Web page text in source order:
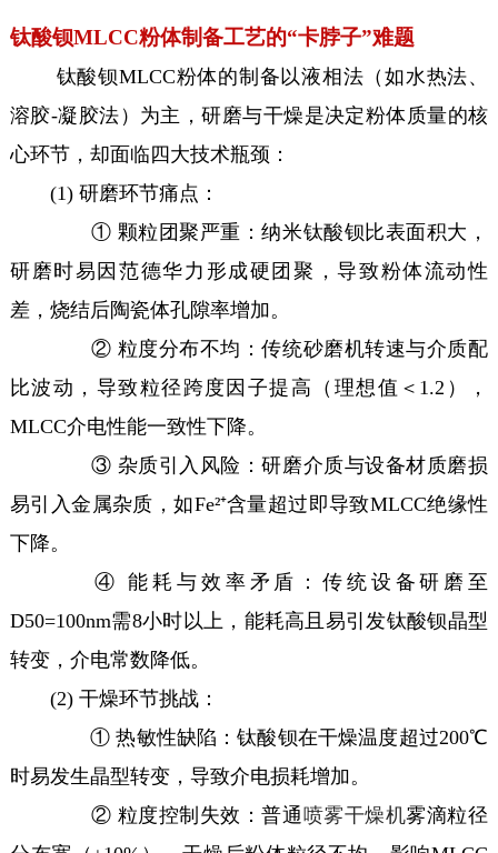
钛酸钡MLCC粉体制备工艺的“卡脖子”难题
钛酸钡MLCC粉体的制备以液相法（如水热法、
溶胶-凝胶法）为主，研磨与干燥是决定粉体质量的核
心环节，却面临四大技术瓶颈：
(1) 研磨环节痛点：
① 颗粒团聚严重：纳米钛酸钡比表面积大，
研磨时易因范德华力形成硬团聚，导致粉体流动性
差，烧结后陶瓷体孔隙率增加。
② 粒度分布不均：传统砂磨机转速与介质配
比波动，导致粒径跨度因子提高（理想值＜1.2），
MLCC介电性能一致性下降。
③ 杂质引入风险：研磨介质与设备材质磨损
易引入金属杂质，如Fe²⁺含量超过即导致MLCC绝缘性
下降。
④ 能耗与效率矛盾：传统设备研磨至
D50=100nm需8小时以上，能耗高且易引发钛酸钡晶型
转变，介电常数降低。
(2) 干燥环节挑战：
① 热敏性缺陷：钛酸钡在干燥温度超过200℃
时易发生晶型转变，导致介电损耗增加。
② 粒度控制失效：普通喷雾干燥机雾滴粒径